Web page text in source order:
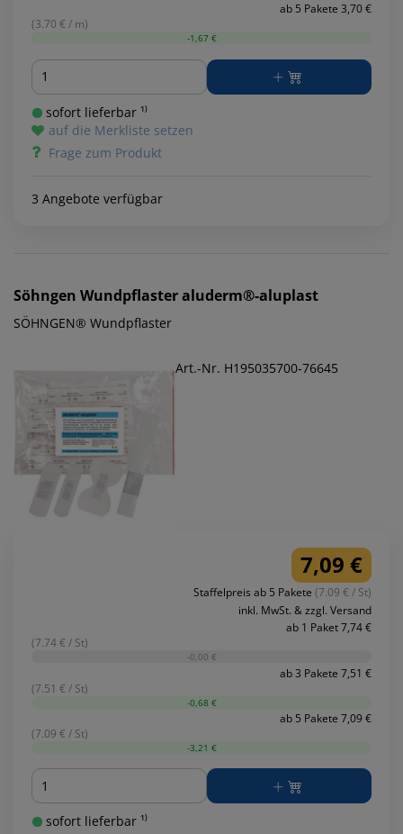
ab 5 Pakete 3,70 €
(3.70 € / m)
-1,67 €
Menge
sofort lieferbar ¹⁾
auf die Merkliste setzen
Frage zum Produkt
3 Angebote verfügbar
Söhngen Wundpflaster aluderm®-aluplast
SÖHNGEN® Wundpflaster
Art.-Nr. H195035700-76645
7,09 €
Staffelpreis ab 5 Pakete (7.09 € / St)
inkl. MwSt. & zzgl. Versand
ab 1 Paket 7,74 €
(7.74 € / St)
-0,00 €
ab 3 Pakete 7,51 €
(7.51 € / St)
-0,68 €
ab 5 Pakete 7,09 €
(7.09 € / St)
-3,21 €
Menge
sofort lieferbar ¹⁾